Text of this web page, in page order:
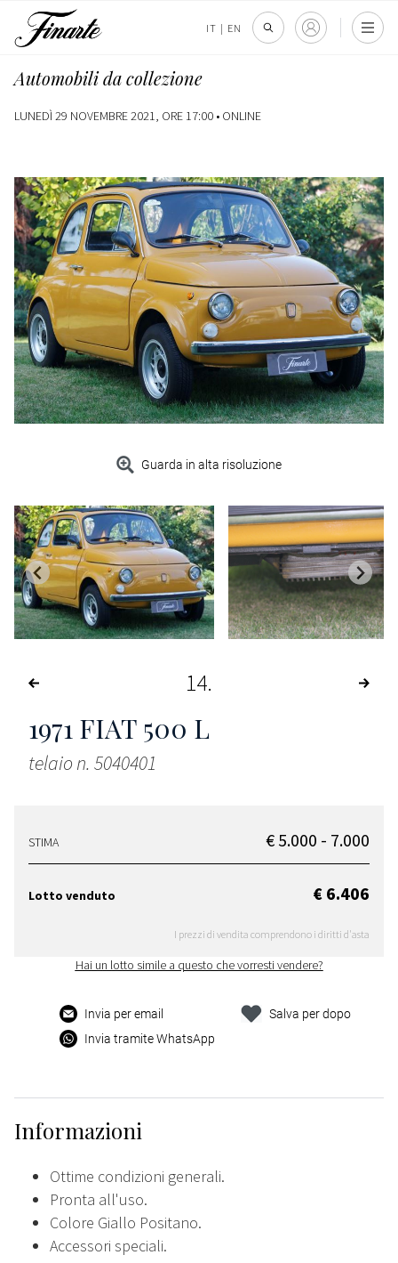
IT | EN
Automobili da collezione
LUNEDÌ 29 NOVEMBRE 2021, ORE 17:00 • ONLINE
Guarda in alta risoluzione
14
1971 FIAT 500 L
telaio n. 5040401
STIMA € 5.000 - 7.000
Lotto venduto € 6.406
I prezzi di vendita comprendono i diritti d'asta
Hai un lotto simile a questo che vorresti vendere?
Invia per email
Invia tramite WhatsApp
Salva per dopo
Informazioni
Ottime condizioni generali.
Pronta all'uso.
Colore Giallo Positano.
Accessori speciali.